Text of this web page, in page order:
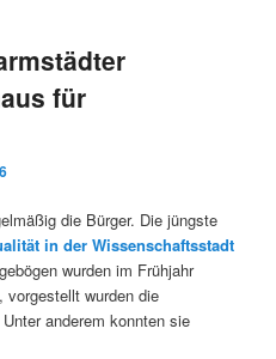
für
die Bürger. Die jüngste
in der Wissenschaftsstadt
wurden im Frühjahr
wurden die
anderem konnten sie